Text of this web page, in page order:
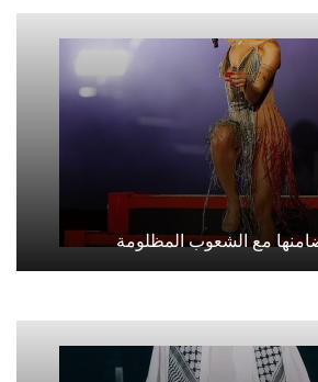
مع الشعوب المظلومة